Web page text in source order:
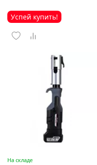
Успей купить!
На складе